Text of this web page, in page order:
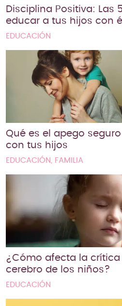
Disciplina Positiva: Las
educar a tus hijos con
EDUCACIÓN
Qué es el apego
con tus hijos
EDUCACIÓN, FAMILIA
¿Cómo afecta la crítica
cerebro de los niños?
EDUCACIÓN